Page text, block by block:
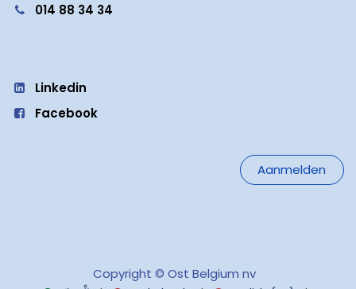
014 88 34 34
Linkedin
Facebook
Aanmelden
Copyright © Ost Belgium nv